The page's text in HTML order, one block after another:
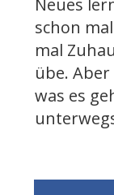
schon
mal
übe.
was es